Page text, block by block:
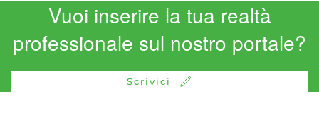
Vuoi inserire la tua realtà
professionale sul nostro portale?
Scrivici